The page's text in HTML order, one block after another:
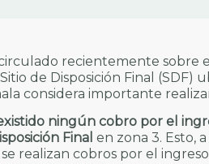
recientemente sobre
de Disposición Final (SDF)
considera importante
ningún cobro por el
Final en zona 3. Esto,
realizan cobros por el